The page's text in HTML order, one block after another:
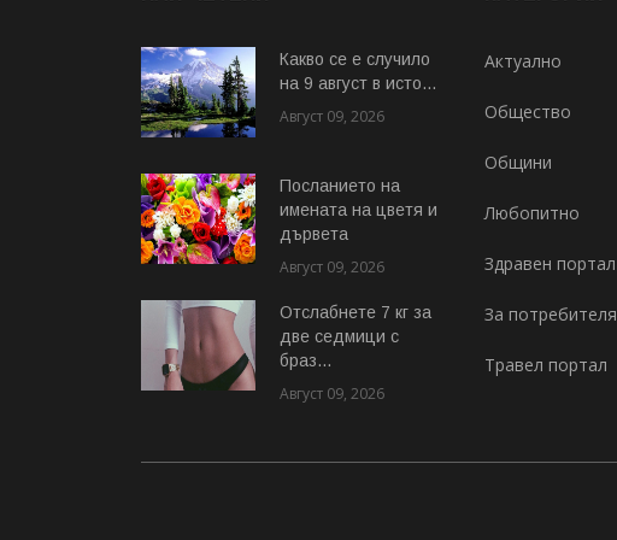
Какво се е случило
на 9 август в исто...
Август 09, 2026
Посланието на
имената на цветя и
дървета
Август 09, 2026
Отслабнете 7 кг за
две седмици с
браз...
Август 09, 2026
Актуално
Общество
Общини
Любопитно
Здравен портал
За потребителя
Травел портал